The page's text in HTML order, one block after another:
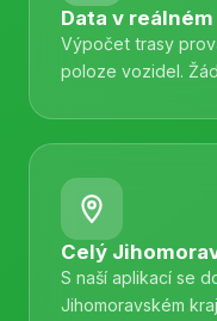
Data v
Výpočet trasy
poloze vozidel.
Celý
S naší aplikací se
Jihomoravském